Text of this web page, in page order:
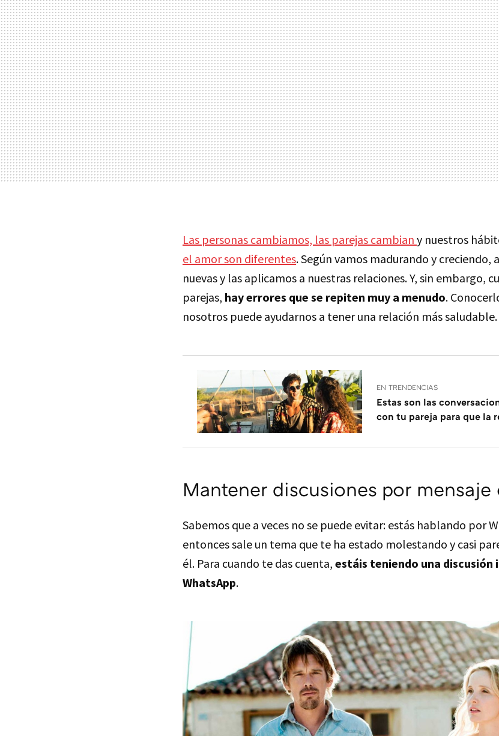
Las personas cambiamos, las parejas cambian y nuestros
el amor son diferentes. Según vamos madurando y creciendo,
nuevas y las aplicamos a nuestras relaciones. Y, sin embargo,
parejas, hay errores que se repiten muy a menudo.
nosotros puede ayudarnos a tener una relación más saludable.
EN TRENDENCIAS
Estas son las
con tu pareja para que la
Mantener discusiones por
Sabemos que a veces no se puede evitar: estás hablando por
entonces sale un tema que te ha estado molestando y casi
él. Para cuando te das cuenta, estáis teniendo una
WhatsApp.